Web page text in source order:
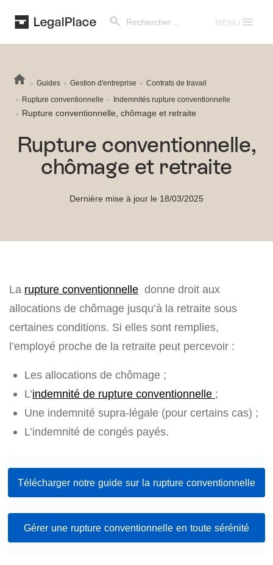
for:
MENU
Guides Gestion d'entreprise
Contrats de travail
Rupture conventionnelle
Indemnités rupture conventionnelle
Rupture conventionnelle, chômage et retraite
Rupture conventionnelle,
chômage et retraite
Dernière mise à jour le 18/03/2025
La rupture conventionnelle donne droit aux
allocations de chômage jusqu’à la retraite sous
certaines conditions. Si elles sont remplies,
l’employé proche de la retraite peut percevoir :
Les allocations de chômage ;
L’indemnité de rupture conventionnelle ;
Une indemnité supra-légale (pour certains cas) ;
L’indemnité de congés payés.
Télécharger notre guide sur la rupture conventionnelle
Gérer une rupture conventionnelle en toute sérénité